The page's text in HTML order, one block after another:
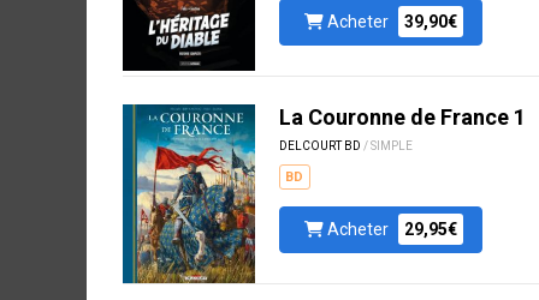
Acheter 39,90€
La Couronne de France 1
DELCOURT BD / SIMPLE
BD
Acheter 29,95€